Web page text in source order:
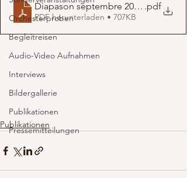
Orchesterproben
Begleitreisen
Audio-Video Aufnahmen
Interviews
Bildergallerie
Publikationen
Pressemitteilungen
Diapason septembre 2024 BAT
.pdf
PDF herunterladen • 707KB
Publikationen